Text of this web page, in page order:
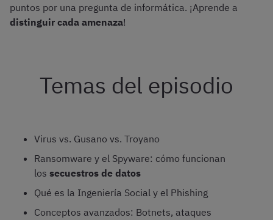
puntos por una pregunta de informática. ¡Aprende a
distinguir cada amenaza!
Temas del episodio
Virus vs. Gusano vs. Troyano
Ransomware y el Spyware: cómo funcionan
los secuestros de datos
Qué es la Ingeniería Social y el Phishing
Conceptos avanzados: Botnets, ataques